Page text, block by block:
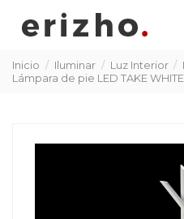
Inicio Iluminar Luz Interior
Lámpara de pie LED TAKE WHITE